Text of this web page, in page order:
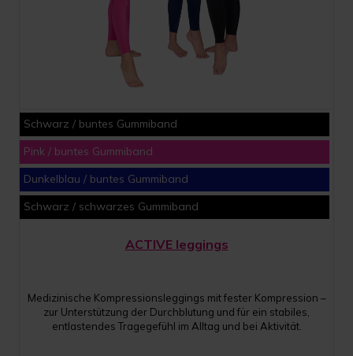
Schwarz / buntes Gummiband
Pink / buntes Gummiband
Dunkelblau / buntes Gummiband
Schwarz / schwarzes Gummiband
ACTIVE leggings
Medizinische Kompressionsleggings mit fester Kompression –
zur Unterstützung der Durchblutung und für ein stabiles,
entlastendes Tragegefühl im Alltag und bei Aktivität.